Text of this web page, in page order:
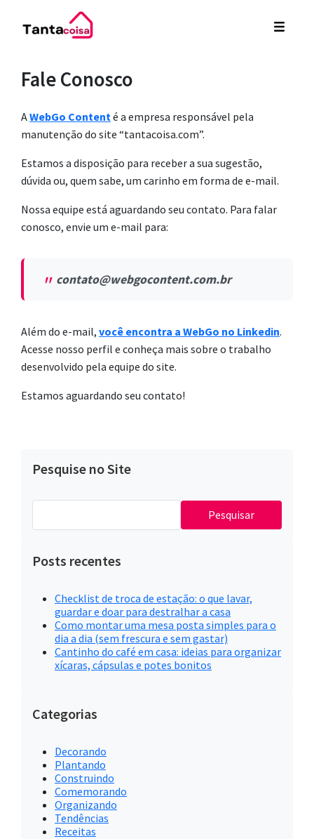
Fale Conosco
AWebGo Contenté a empresa responsável pela
manutenção do site “tantacoisa.com”.
Estamos a disposição para receber a sua sugestão,
dúvida ou, quem sabe, um carinho em forma de e-mail.
Nossa equipe está aguardando seu contato. Para falar
conosco, envie um e-mail para:
contato@webgocontent.com.br
Além do e-mail, você encontra a WebGo no Linkedin.
Acesse nosso perfil e conheça mais sobre o trabalho
desenvolvido pela equipe do site.
Estamos aguardando seu contato!
Pesquise no Site
Posts recentes
Checklist de troca de estação: o que lavar,
guardar e doar para destralhar a casa
Como montar uma mesa posta simples para o
dia a dia (sem frescura e sem gastar)
Cantinho do café em casa: ideias para organizar
xícaras, cápsulas e potes bonitos
Categorias
Decorando
Plantando
Construindo
Comemorando
Organizando
Tendências
Receitas